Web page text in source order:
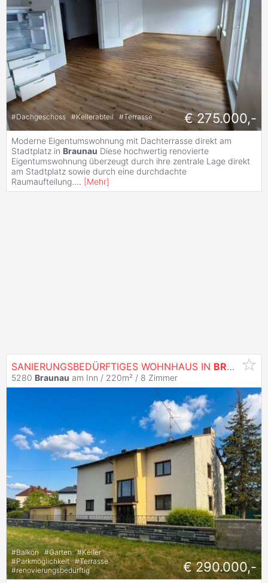
#Dachgeschoss #Kellerabteil #Terrasse € 275.000,-
Moderne Eigentumswohnung mit Dachterrasse direkt am
Stadtplatz in Braunau Diese hochwertig renovierte
Eigentumswohnung überzeugt durch ihre zentrale Lage direkt
am Stadtplatz sowie durch eine durchdachte
Raumaufteilung.... [Mehr]
SANIERUNGSBEDÜRFTIGES WOHNHAUS IN BRAUNAU
5280 Braunau am Inn / 220m² / 8 Zimmer
#Balkon #Garten #Keller
#Parkmöglichkeit #Terrasse
#renovierungsbedürftig € 290.000,-